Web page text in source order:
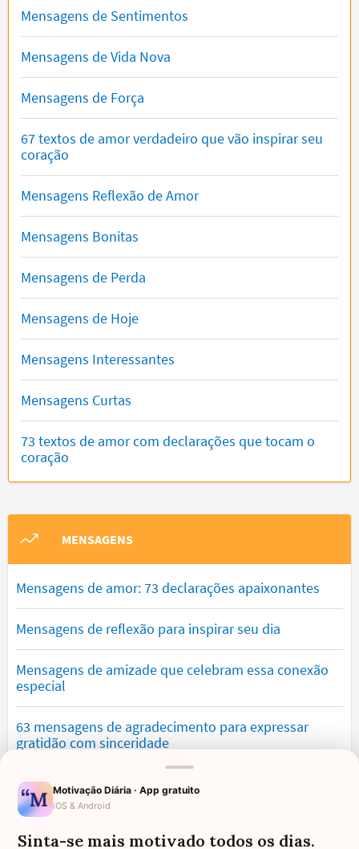
Mensagens de Sentimentos
Mensagens de Vida Nova
Mensagens de Força
67 textos de amor verdadeiro que vão inspirar seu
coração
Mensagens Reflexão de Amor
Mensagens Bonitas
Mensagens de Perda
Mensagens de Hoje
Mensagens Interessantes
Mensagens Curtas
73 textos de amor com declarações que tocam o
coração
MENSAGENS
Mensagens de amor: 73 declarações apaixonantes
Mensagens de reflexão para inspirar seu dia
Mensagens de amizade que celebram essa conexão
especial
63 mensagens de agradecimento para expressar
gratidão com sinceridade
Mensagens de saudade que tocam o coração e
expressam falta
Mensagens de otimismo que vão encher você de
Motivação Diária · App gratuito
iOS & Android
Sinta-se mais motivado todos os dias.